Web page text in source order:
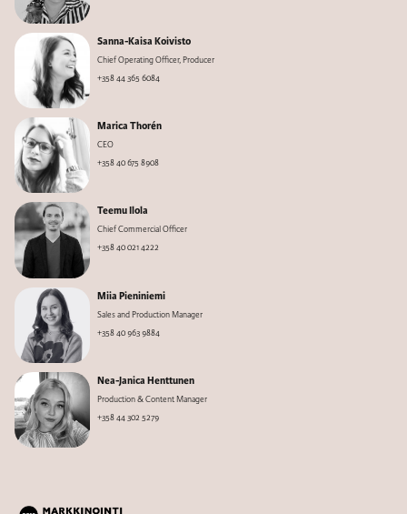
Sanna-Kaisa Koivisto
Chief Operating Officer, Producer
+358 44 365 6084
Marica Thorén
CEO
+358 40 675 8908
Teemu Ilola
Chief Commercial Officer
+358 40 021 4222
Miia Pieniniemi
Sales and Production Manager
+358 40 963 9884
Nea-Janica Henttunen
Production & Content Manager
+358 44 302 5279